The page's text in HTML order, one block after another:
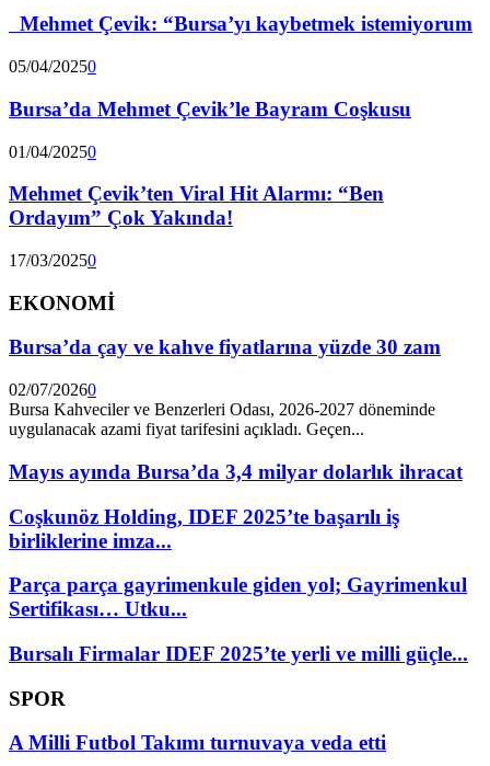
Mehmet Çevik: “Bursa’yı kaybetmek istemiyorum
05/04/20250
Bursa’da Mehmet Çevik’le Bayram Coşkusu
01/04/20250
Mehmet Çevik’ten Viral Hit Alarmı: “Ben
Ordayım” Çok Yakında!
17/03/20250
EKONOMİ
Bursa’da çay ve kahve fiyatlarına yüzde 30 zam
02/07/20260
Bursa Kahveciler ve Benzerleri Odası, 2026-2027 döneminde
uygulanacak azami fiyat tarifesini açıkladı. Geçen...
Mayıs ayında Bursa’da 3,4 milyar dolarlık ihracat
Coşkunöz Holding, IDEF 2025’te başarılı iş
birliklerine imza...
Parça parça gayrimenkule giden yol; Gayrimenkul
Sertifikası… Utku...
Bursalı Firmalar IDEF 2025’te yerli ve milli güçle...
SPOR
A Milli Futbol Takımı turnuvaya veda etti